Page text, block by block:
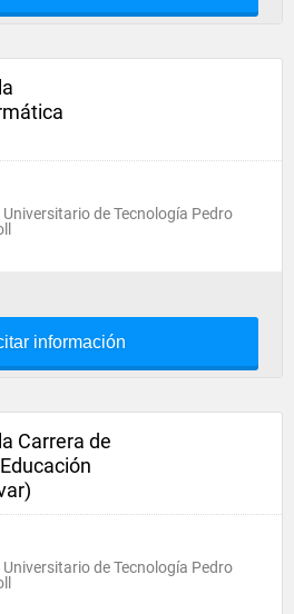
de Tecnología Pedro
información
Carrera de
de Tecnología Pedro